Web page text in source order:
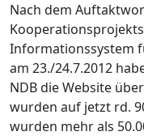
Nach dem
Informationssystem
am 23./24.7.2012
NDB die Website
wurden auf jetzt rd.
wurden mehr als